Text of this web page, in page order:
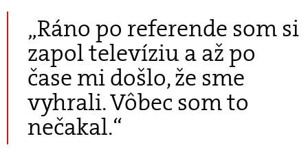
„Ráno po referende som si
zapol televíziu a až po
čase mi došlo, že sme
vyhrali. Vôbec som to
nečakal.“